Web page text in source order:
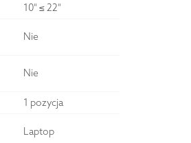
10" ≤ 22"
Nie
Nie
1 pozycja
Laptop